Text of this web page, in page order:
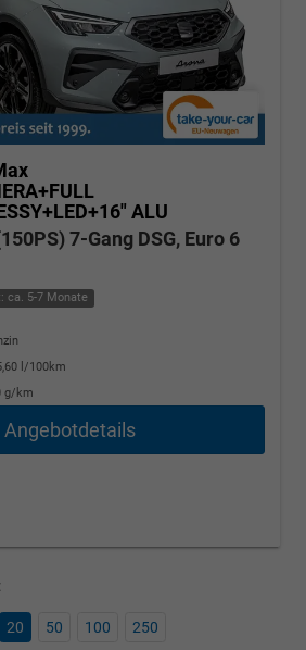
ALU
7-Gang DSG, Euro 6
ca. 5-7 Monate
l/100km
g/km
Angebotdetails
20 50 100 250